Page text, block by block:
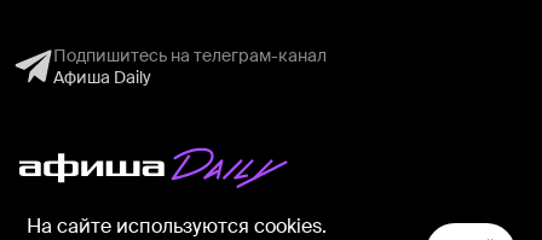
Подпишитесь на телеграм-канал
Афиша Daily
На информационном ресурсе применяются рекомендательные
На сайте используются cookies.